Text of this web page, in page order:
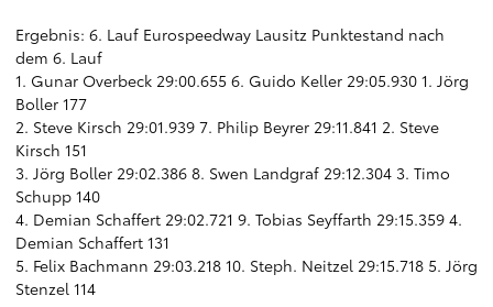
Ergebnis: 6. Lauf Eurospeedway Lausitz Punktestand nach
dem 6. Lauf
1. Gunar Overbeck 29:00.655 6. Guido Keller 29:05.930 1. Jörg
Boller 177
2. Steve Kirsch 29:01.939 7. Philip Beyrer 29:11.841 2. Steve
Kirsch 151
3. Jörg Boller 29:02.386 8. Swen Landgraf 29:12.304 3. Timo
Schupp 140
4. Demian Schaffert 29:02.721 9. Tobias Seyffarth 29:15.359 4.
Demian Schaffert 131
5. Felix Bachmann 29:03.218 10. Steph. Neitzel 29:15.718 5. Jörg
Stenzel 114